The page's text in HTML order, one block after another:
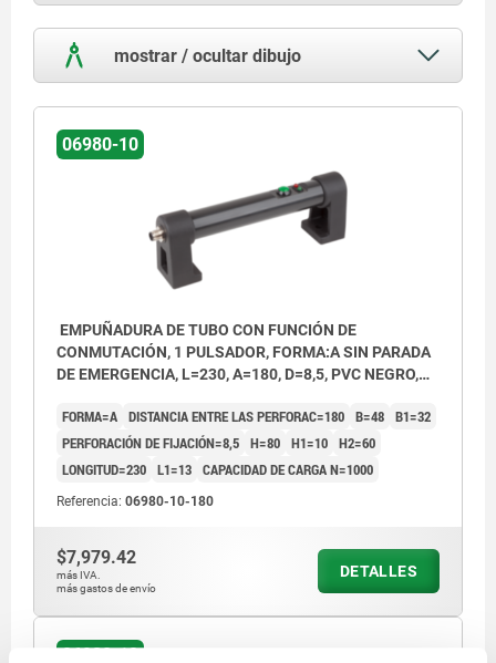
mostrar / ocultar dibujo
1) Parada de emergencia
06980-10
EMPUÑADURA DE TUBO CON FUNCIÓN DE
CONMUTACIÓN, 1 PULSADOR, FORMA:A SIN PARADA
DE EMERGENCIA, L=230, A=180, D=8,5, PVC NEGRO,
FORMA=A DISTANCIA ENTRE LAS PERFORAC=180 B=48 B1=32
PERFORACIÓN DE FIJACIÓN=8,5 H=80 H1=10 H2=60
LONGITUD=230 L1=13 CAPACIDAD DE CARGA N=1000
Referencia: 06980-10-180
$7,979.42
más IVA.
más gastos de envío
DETALLES
06980-10